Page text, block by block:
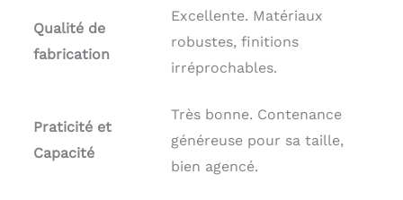
Qualité de
fabrication
Excellente. Matériaux
robustes, finitions
irréprochables.
Praticité et
Capacité
Très bonne. Contenance
généreuse pour sa taille,
bien agencé.